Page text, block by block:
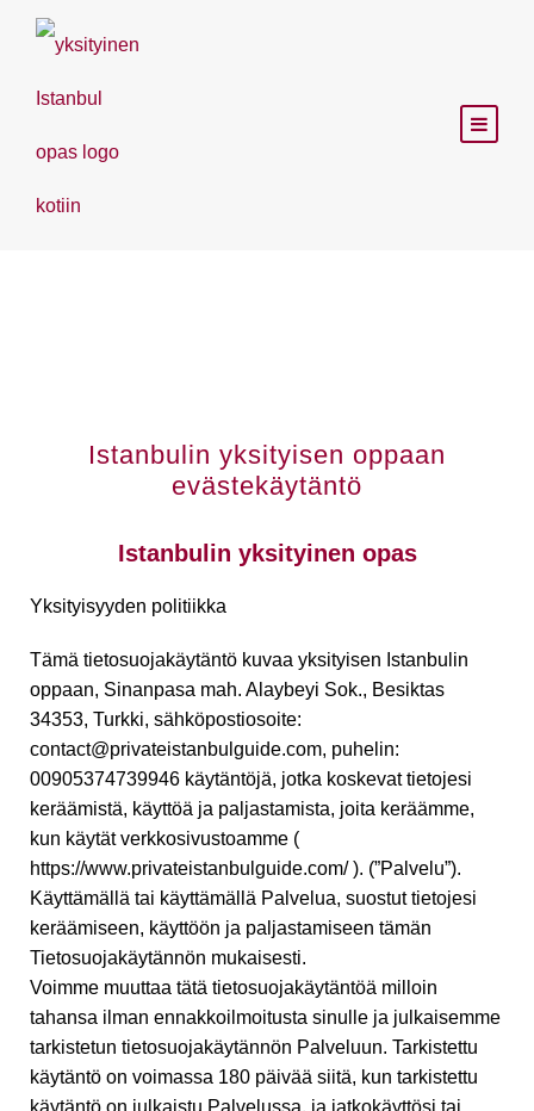
Istanbulin yksityisen oppaan
evästekäytäntö
Istanbulin yksityinen opas
Yksityisyyden politiikka
Tämä tietosuojakäytäntö kuvaa yksityisen Istanbulin
oppaan, Sinanpasa mah. Alaybeyi Sok., Besiktas
34353, Turkki, sähköpostiosoite:
contact@privateistanbulguide.com, puhelin:
00905374739946 käytäntöjä, jotka koskevat tietojesi
keräämistä, käyttöä ja paljastamista, joita keräämme,
kun käytät verkkosivustoamme (
https://www.privateistanbulguide.com/ ). (”Palvelu”).
Käyttämällä tai käyttämällä Palvelua, suostut tietojesi
keräämiseen, käyttöön ja paljastamiseen tämän
Tietosuojakäytännön mukaisesti.
Voimme muuttaa tätä tietosuojakäytäntöä milloin
tahansa ilman ennakkoilmoitusta sinulle ja julkaisemme
tarkistetun tietosuojakäytännön Palveluun. Tarkistettu
käytäntö on voimassa 180 päivää siitä, kun tarkistettu
käytäntö on julkaistu Palvelussa, ja jatkokäyttösi tai